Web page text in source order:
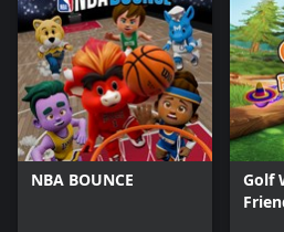
NBA BOUNCE
Golf